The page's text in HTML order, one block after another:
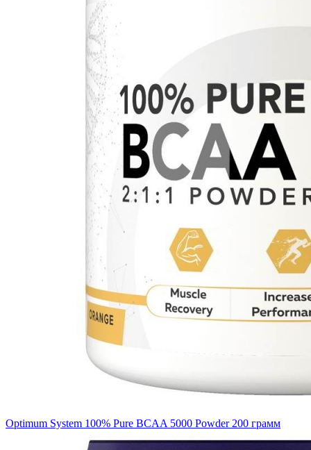
Optimum System 100% Pure BCAA 5000 Powder 200 грамм